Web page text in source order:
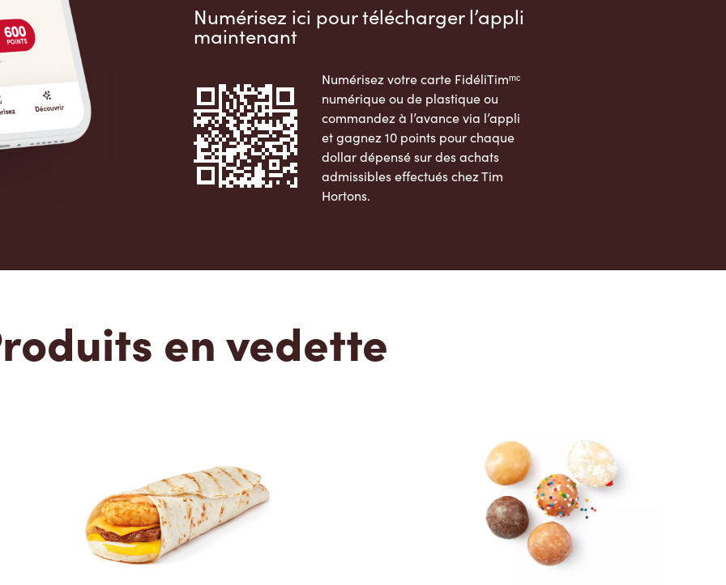
Numérisez ici pour télécharger l’appli
maintenant
Numérisez votre carte FidéliTimᵐᶜ
numérique ou de plastique ou
commandez à l’avance via l’appli
et gagnez 10 points pour chaque
dollar dépensé sur des achats
admissibles effectués chez Tim
Hortons.
en vedette